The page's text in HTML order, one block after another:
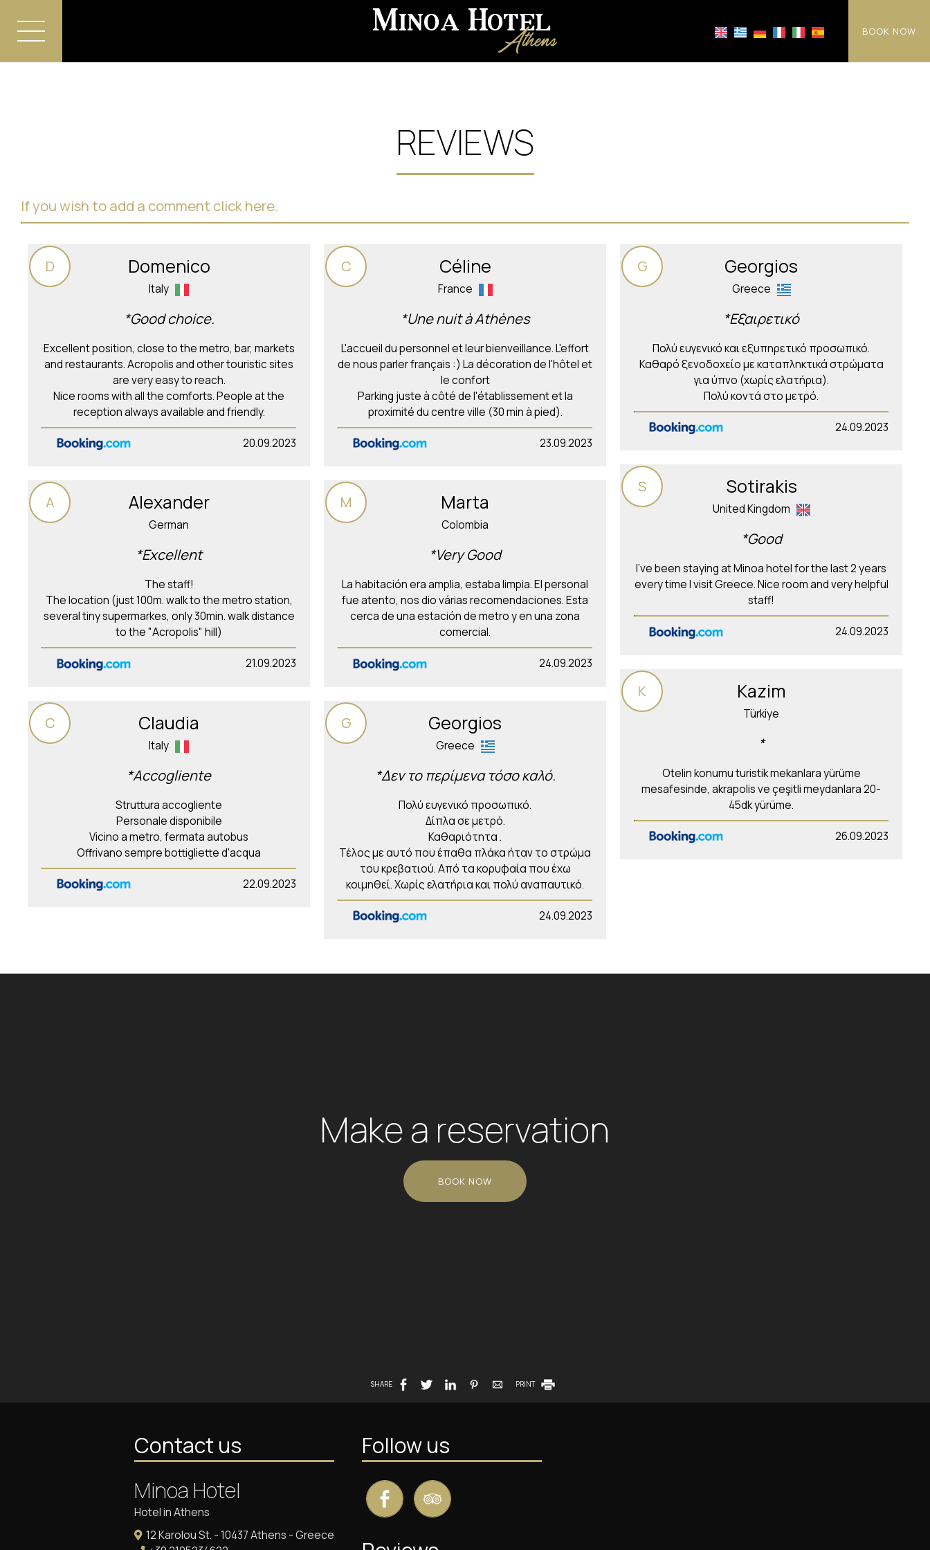
BOOK NOW
REVIEWS
If you wish to add a comment click here.
D Domenico
Italy
*Good choice.
Excellent position, close to the metro, bar, markets
and restaurants. Acropolis and other touristic sites
are very easy to reach.
Nice rooms with all the comforts. People at the
reception always available and friendly.
20.09.2023
A Alexander
German
*Excellent
The staff!
The location (just 100m. walk to the metro station,
several tiny supermarkes, only 30min. walk distance
to the "Acropolis" hill)
21.09.2023
C Claudia
Italy
*Accogliente
Struttura accogliente
Personale disponibile
Vicino a metro, fermata autobus
Offrivano sempre bottigliette d'acqua
22.09.2023
C Céline
France
*Une nuit à Athènes
L'accueil du personnel et leur bienveillance. L'effort
de nous parler français :) La décoration de l'hôtel et
le confort
Parking juste à côté de l'établissement et la
proximité du centre ville (30 min à pied).
23.09.2023
M Marta
Colombia
*Very Good
La habitación era amplia, estaba limpia. El personal
fue atento, nos dio várias recomendaciones. Esta
cerca de una estación de metro y en una zona
comercial.
24.09.2023
G Georgios
Greece
*Δεν το περίμενα τόσο καλό.
Πολύ ευγενικό προσωπικό.
Δίπλα σε μετρό.
Καθαριότητα .
Τέλος με αυτό που έπαθα πλάκα ήταν το στρώμα
του κρεβατιού. Από τα κορυφαία που έχω
κοιμηθεί. Χωρίς ελατήρια και πολύ αναπαυτικό.
24.09.2023
G Georgios
Greece
*Εξαιρετικό
Πολύ ευγενικό και εξυπηρετικό προσωπικό.
Καθαρό ξενοδοχείο με καταπληκτικά στρώματα
για ύπνο (χωρίς ελατήρια).
Πολύ κοντά στο μετρό.
24.09.2023
S Sotirakis
United Kingdom
*Good
I’ve been staying at Minoa hotel for the last 2 years
every time I visit Greece. Nice room and very helpful
staff!
24.09.2023
K Kazim
Türkiye
*
Otelin konumu turistik mekanlara yürüme
mesafesinde, akrapolis ve çeşitli meydanlara 20-
45dk yürüme.
26.09.2023
Make a reservation
BOOK NOW
SHARE PRINT
Contact us
Minoa Hotel
Hotel in Athens
12 Karolou St. - 10437 Athens - Greece
Follow us